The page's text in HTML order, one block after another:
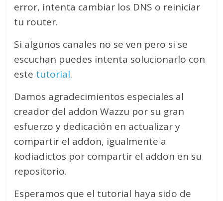
error, intenta cambiar los DNS o reiniciar
tu router.
Si algunos canales no se ven pero si se
escuchan puedes intenta solucionarlo con
este tutorial.
Damos agradecimientos especiales al
creador del addon Wazzu por su gran
esfuerzo y dedicación en actualizar y
compartir el addon, igualmente a
kodiadictos por compartir el addon en su
repositorio.
Esperamos que el tutorial haya sido de